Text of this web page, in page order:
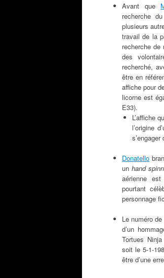
Avant que
recherche
plusieurs
travail de la
recherche
des
recherché,
être en
affiche pour
licorne est
E33).
L’affiche
l’origine
s’engager
Donatello
un hand
aérienne
pourtant
personnage
Le numéro
d’un
Tortues
soit le 5-1-
être d’une